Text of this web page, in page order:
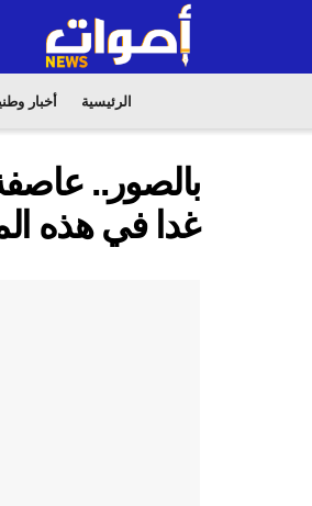
الرئيسية أخبار
بالصور..
غدا في هذه